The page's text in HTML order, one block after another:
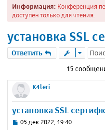
к
м
Информация: Конференция
доступен только для чтения.
установка SSL
Ответить
15
K4leri
установка SSL
С05 дек 2022, 19:40